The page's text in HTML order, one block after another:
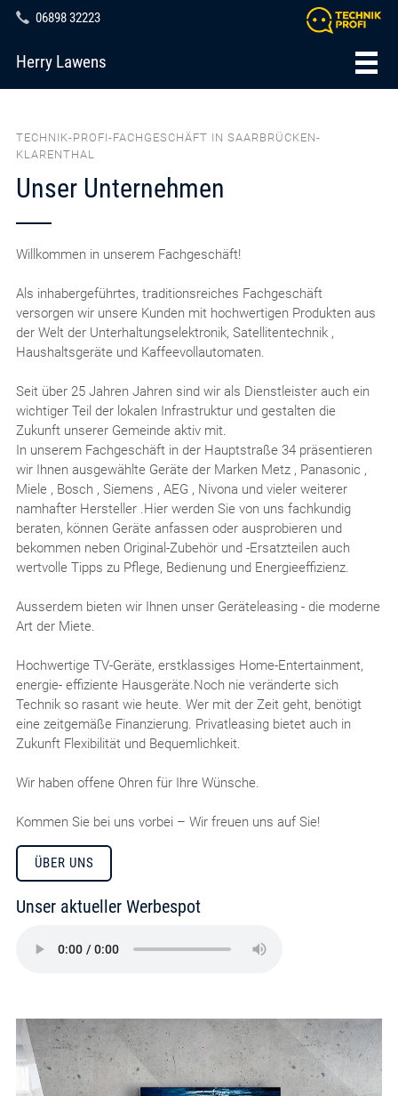
06898 32223
Herry Lawens
TECHNIK-PROFI-FACHGESCHÄFT IN SAARBRÜCKEN-
KLARENTHAL
Unser Unternehmen
Willkommen in unserem Fachgeschäft!
Als inhabergeführtes, traditionsreiches Fachgeschäft
versorgen wir unsere Kunden mit hochwertigen Produkten aus
der Welt der Unterhaltungselektronik, Satellitentechnik ,
Haushaltsgeräte und Kaffeevollautomaten.
Seit über 25 Jahren Jahren sind wir als Dienstleister auch ein
wichtiger Teil der lokalen Infrastruktur und gestalten die
Zukunft unserer Gemeinde aktiv mit.
In unserem Fachgeschäft in der Hauptstraße 34 präsentieren
wir Ihnen ausgewählte Geräte der Marken Metz , Panasonic ,
Miele , Bosch , Siemens , AEG , Nivona und vieler weiterer
namhafter Hersteller .Hier werden Sie von uns fachkundig
beraten, können Geräte anfassen oder ausprobieren und
bekommen neben Original-Zubehör und -Ersatzteilen auch
wertvolle Tipps zu Pflege, Bedienung und Energieeffizienz.
Ausserdem bieten wir Ihnen unser Geräteleasing - die moderne
Art der Miete.
Hochwertige TV-Geräte, erstklassiges Home-Entertainment,
energie- effiziente Hausgeräte.Noch nie veränderte sich
Technik so rasant wie heute. Wer mit der Zeit geht, benötigt
eine zeitgemäße Finanzierung. Privatleasing bietet auch in
Zukunft Flexibilität und Bequemlichkeit.
Wir haben offene Ohren für Ihre Wünsche.
Kommen Sie bei uns vorbei – Wir freuen uns auf Sie!
ÜBER UNS
Unser aktueller Werbespot